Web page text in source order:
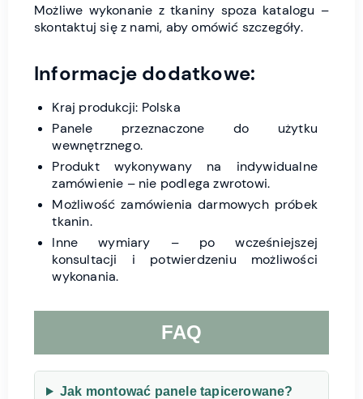
Możliwe wykonanie z tkaniny spoza katalogu –
skontaktuj się z nami, aby omówić szczegóły.
Informacje dodatkowe:
Kraj produkcji: Polska
Panele przeznaczone do użytku
wewnętrznego.
Produkt wykonywany na indywidualne
zamówienie – nie podlega zwrotowi.
Możliwość zamówienia darmowych próbek
tkanin.
Inne wymiary – po wcześniejszej
konsultacji i potwierdzeniu możliwości
wykonania.
FAQ
Jak montować panele tapicerowane?